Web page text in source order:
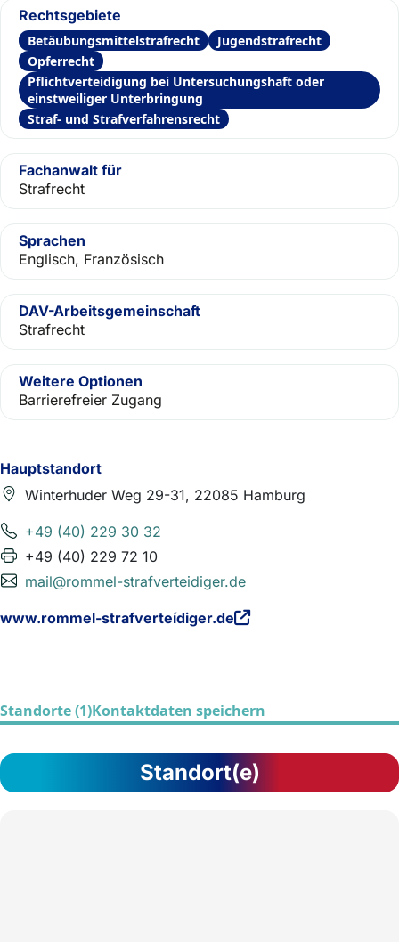
Hauptstandort
Winterhuder Weg 29-31, 22085 Hamburg
+49 (40) 229 30 32
+49 (40) 229 72 10
mail@rommel-strafverteidiger.de
www.rommel-strafverteídiger.de
Rechtsgebiete
Betäubungsmittelstrafrecht
Jugendstrafrecht
Opferrecht
Pflichtverteidigung bei Untersuchungshaft oder
einstweiliger Unterbringung
Straf- und Strafverfahrensrecht
Fachanwalt für
Strafrecht
Sprachen
Englisch, Französisch
DAV-Arbeitsgemeinschaft
Strafrecht
Weitere Optionen
Barrierefreier Zugang
Standorte (1)Kontaktdaten speichern
Standort(e)